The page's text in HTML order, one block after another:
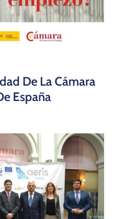
De La Cámara
España